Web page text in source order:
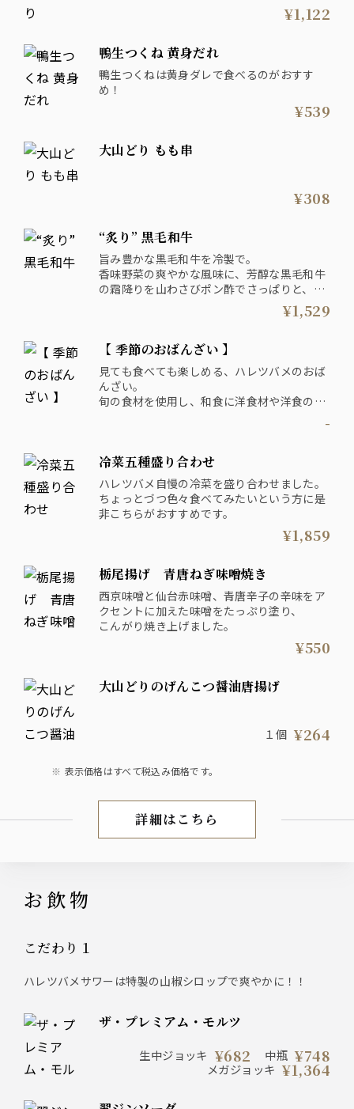
¥1,122
鴨生つくね 黄身だれ
鴨生つくねは黄身ダレで食べるのがおすす
め！
¥539
大山どり もも串
¥308
“炙り” 黒毛和牛
旨み豊かな黒毛和牛を冷製で。
香味野菜の爽やかな風味に、芳醇な黒毛和牛
の霜降りを山わさびポン酢でさっぱりと、箸
¥1,529
【 季節のおばんざい 】
見ても食べても楽しめる、ハレツバメのおば
んざい。
旬の食材を使用し、和食に洋食材や洋食の調
です。
-
冷菜五種盛り合わせ
ハレツバメ自慢の冷菜を盛り合わせました。
ちょっとづつ色々食べてみたいという方に是
非こちらがおすすめです。
¥1,859
栃尾揚げ 青唐ねぎ味噌焼き
西京味噌と仙台赤味噌、青唐辛子の辛味をア
クセントに加えた味噌をたっぷり塗り、
こんがり焼き上げました。
¥550
大山どりのげんこつ醤油唐揚げ
１個 ¥264
表示価格はすべて税込み価格です。
お料理
詳細はこちら
お飲物
こだわり１
ハレツバメサワーは特製の山椒シロップで爽やかに！！
ザ・プレミアム・モルツ
生中ジョッキ ¥682 中瓶 ¥748
メガジョッキ ¥1,364